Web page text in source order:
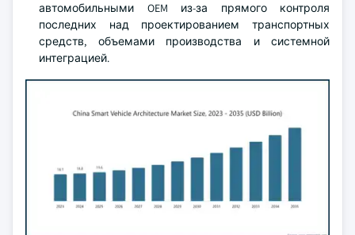
автомобильными OEM из-за прямого контроля
последних над проектированием транспортных
средств, объемами производства и системной
интеграцией.